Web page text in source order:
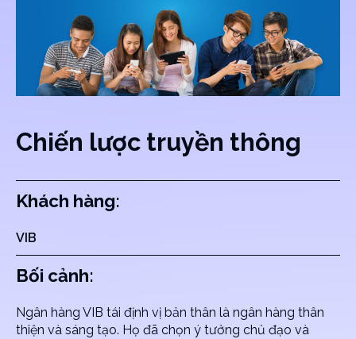
Chiến lược truyền thông
Khách hàng:
VIB
Bối cảnh:
Ngân hàng VIB tái định vị bản thân là ngân hàng thân
thiện và sáng tạo. Họ đã chọn ý tưởng chủ đạo và